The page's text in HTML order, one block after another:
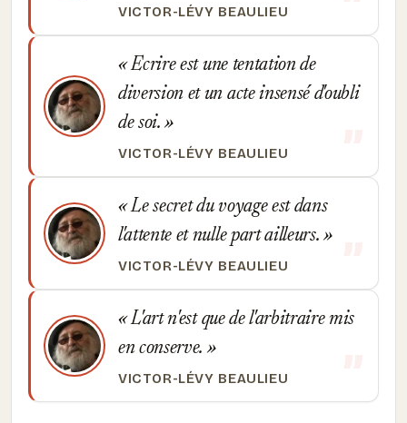
VICTOR-LÉVY BEAULIEU
Ecrire est une tentation de
diversion et un acte insensé d'oubli
de soi.
VICTOR-LÉVY BEAULIEU
Le secret du voyage est dans
l'attente et nulle part ailleurs.
VICTOR-LÉVY BEAULIEU
L'art n'est que de l'arbitraire mis
en conserve.
VICTOR-LÉVY BEAULIEU